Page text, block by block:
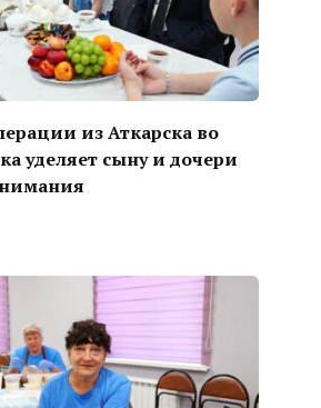
из Аткарска во
уделяет сыну и дочери